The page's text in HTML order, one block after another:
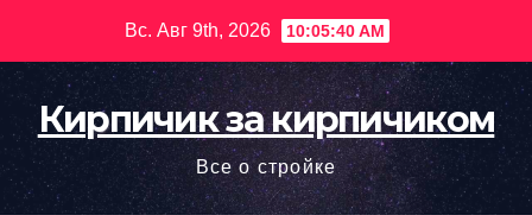
содержимому
Вс. Авг 9th, 2026 10:05:41 AM
Кирпичик за кирпичиком
Все о стройке